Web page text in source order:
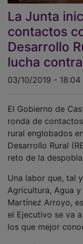
La Junta
contactos
Desarrollo
lucha
ronda de
rural englobados
Desarrollo Rural
reto de la
Agricultura, Agua
Martínez Arroyo,
el Ejecutivo se va
los que mejor